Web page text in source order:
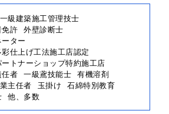
一級建築施工管理技士
許 外壁診断士
ター
仕上げ工法施工店認定
トナーショップ特約施工店
者 一級鳶技能士 有機溶剤
主任者 玉掛け 石綿特別教育
他、多数